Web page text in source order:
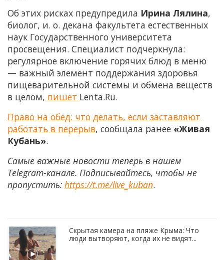
Об этих рисках предупредила Ирина Лялина,
биолог, и. о. декана факультета естественных
наук Государственного университета
просвещения. Специалист подчеркнула:
регулярное включение горячих блюд в меню
— важный элемент поддержания здоровья
пищеварительной системы и обмена веществ
в целом, пишет Lenta.Ru.
Право на обед: что делать, если заставляют
работать в перерыв, сообщала ранее «Живая
Кубань».
Самые важные новости теперь в нашем
Telegram-канале. Подписывайтесь, чтобы не
пропустить: https://t.me/live_kuban.
Скрытая камера на пляже Крыма: Что
люди вытворяют, когда их не видят...